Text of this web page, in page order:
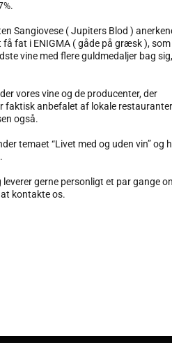
Sangiovese ( Jupiters Blod )
fat i ENIGMA ( gåde på græsk ),
vine med flere guldmedaljer bag
vores vine og de producenter, der
faktisk anbefalet af lokale
også.
temaet “Livet med og uden vin” og
gerne personligt et par gange
kontakte os.